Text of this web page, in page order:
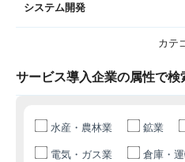
システム開発
カテ
サービス導入企業の属性で検
水産・農林業 鉱業
電気・ガス業 倉庫・